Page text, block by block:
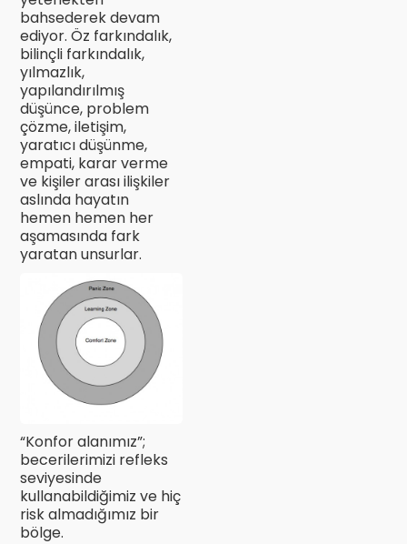
bahsederek devam
ediyor. Öz farkındalık,
bilinçli farkındalık,
yılmazlık,
yapılandırılmış
düşünce, problem
çözme, iletişim,
yaratıcı düşünme,
empati, karar verme
ve kişiler arası ilişkiler
aslında hayatın
hemen hemen her
aşamasında fark
yaratan unsurlar.
“Konfor alanımız”;
becerilerimizi refleks
seviyesinde
kullanabildiğimiz ve hiç
risk almadığımız bir
bölge.